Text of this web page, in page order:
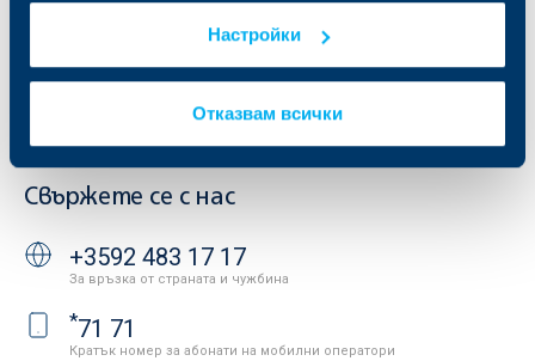
Настройки
Отказвам всички
Други документи
Кариери
Контакти
Условия за ползване на сайта
Защита на личните данни
Важни документи
API портал за разработчици
Свържете се с нас
+3592 483 17 17
За връзка от страната и чужбина
*71 71
Кратък номер за абонати на мобилни оператори